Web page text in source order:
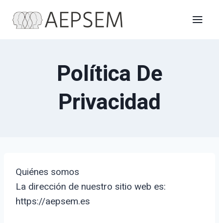
Política De
Privacidad
Quiénes somos
La dirección de nuestro sitio web es:
https://aepsem.es